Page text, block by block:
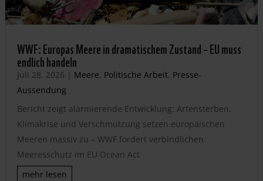
WWF: Europas Meere in dramatischem Zustand – EU muss
endlich handeln
Juli 28, 2026 | Meere, Politische Arbeit, Presse-
Aussendung
Bericht zeigt alarmierende Entwicklung: Artensterben,
Klimakrise und Verschmutzung setzen europäischen
Meeren massiv zu – WWF fordert verbindlichen
Meeresschutz im EU Ocean Act
mehr lesen